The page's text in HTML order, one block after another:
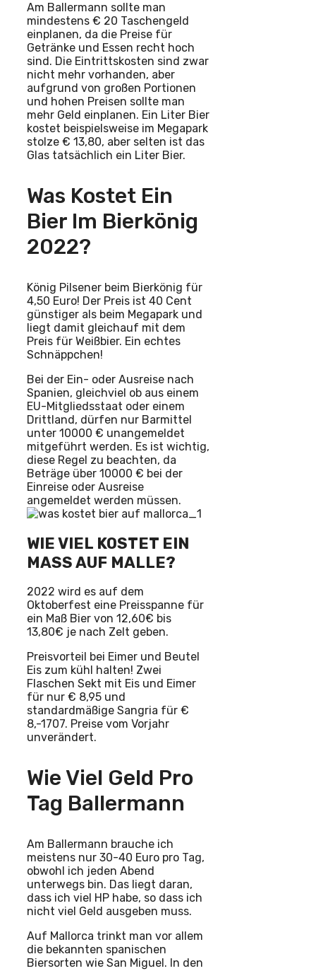
Am Ballermann sollte man
mindestens € 20 Taschengeld
einplanen, da die Preise für
Getränke und Essen recht hoch
sind. Die Eintrittskosten sind zwar
nicht mehr vorhanden, aber
aufgrund von großen Portionen
und hohen Preisen sollte man
mehr Geld einplanen. Ein Liter Bier
kostet beispielsweise im Megapark
stolze € 13,80, aber selten ist das
Glas tatsächlich ein Liter Bier.
Was Kostet Ein
Bier Im Bierkönig
2022?
König Pilsener beim Bierkönig für
4,50 Euro! Der Preis ist 40 Cent
günstiger als beim Megapark und
liegt damit gleichauf mit dem
Preis für Weißbier. Ein echtes
Schnäppchen!
Bei der Ein- oder Ausreise nach
Spanien, gleichviel ob aus einem
EU-Mitgliedsstaat oder einem
Drittland, dürfen nur Barmittel
unter 10000 € unangemeldet
mitgeführt werden. Es ist wichtig,
diese Regel zu beachten, da
Beträge über 10000 € bei der
Einreise oder Ausreise
angemeldet werden müssen.
WIE VIEL KOSTET EIN
MASS AUF MALLE?
2022 wird es auf dem
Oktoberfest eine Preisspanne für
ein Maß Bier von 12,60€ bis
13,80€ je nach Zelt geben.
Preisvorteil bei Eimer und Beutel
Eis zum kühl halten! Zwei
Flaschen Sekt mit Eis und Eimer
für nur € 8,95 und
standardmäßige Sangria für €
8,-1707. Preise vom Vorjahr
unverändert.
Wie Viel Geld Pro
Tag Ballermann
Am Ballermann brauche ich
meistens nur 30-40 Euro pro Tag,
obwohl ich jeden Abend
unterwegs bin. Das liegt daran,
dass ich viel HP habe, so dass ich
nicht viel Geld ausgeben muss.
Auf Mallorca trinkt man vor allem
die bekannten spanischen
Biersorten wie San Miguel. In den